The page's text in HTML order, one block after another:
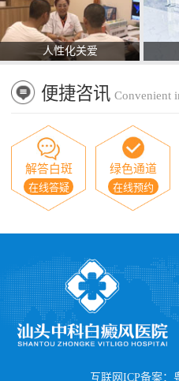
人性化关爱
便捷咨讯 Convenient
解答白斑
在线答疑
绿色通道
在线预约
互联网ICP备案：